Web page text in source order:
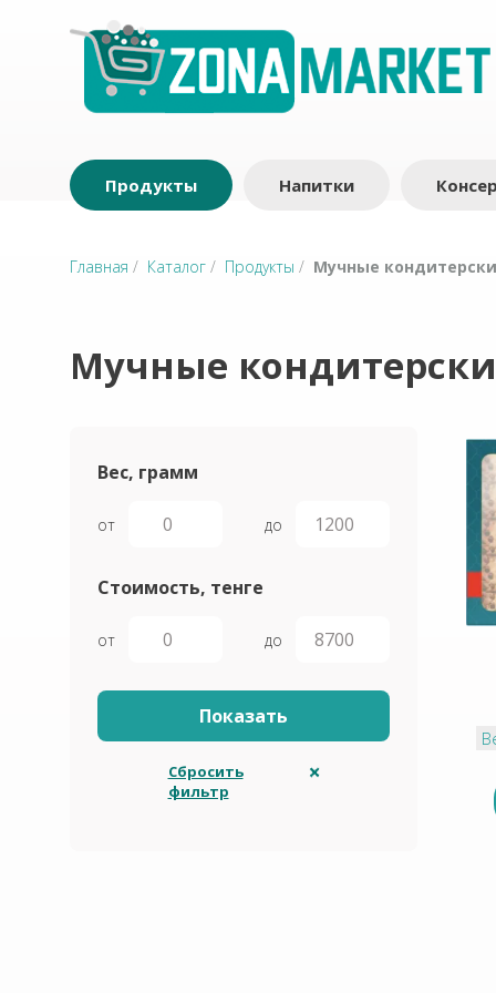
Продукты Напитки
Главная / Каталог / Продукты / Мучные
Мучные
Вес, грамм
от до
Стоимость, тенге
от до
Сбросить
фильтр